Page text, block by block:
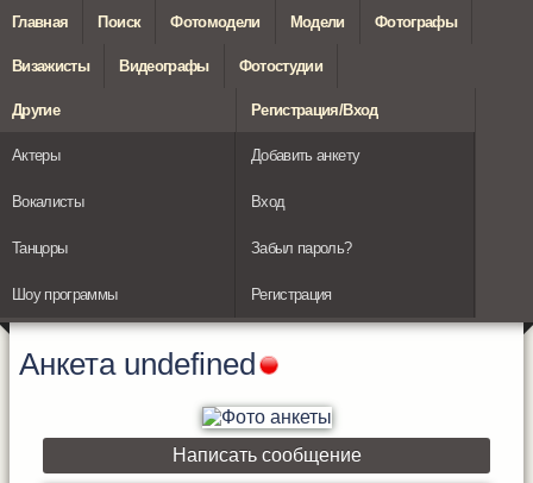
Главная Поиск Фотомодели Модели Фотографы
Визажисты Видеографы Фотостудии
Другие
Актеры
Вокалисты
Танцоры
Шоу программы
Регистрация/Вход
Добавить анкету
Вход
Забыл пароль?
Регистрация
Анкета undefined
Написать сообщение